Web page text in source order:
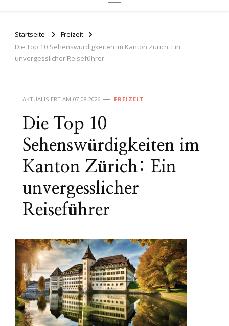
Startseite
Freizeit
Die Top 10 Sehenswürdigkeiten im Kanton Zürich: Ein
unvergesslicher Reiseführer
AKTUALISIERT AM 07.08.2026 FREIZEIT
Die Top 10
Sehenswürdigkeiten im
Kanton Zürich: Ein
unvergesslicher
Reiseführer